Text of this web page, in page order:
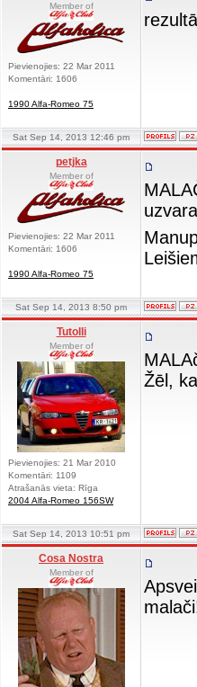
Member of
Pievienojies: 22 Mar 2011
Komentāri: 1606
1990 Alfa-Romeo 75
Sat Sep 14, 2013 12:46 pm
petjka
Member of
Pievienojies: 22 Mar 2011
Komentāri: 1606
1990 Alfa-Romeo 75
Sat Sep 14, 2013 8:50 pm
Tutolli
Member of
Pievienojies: 21 Mar 2010
Komentāri: 1109
Atrašanās vieta: Rīga
2004 Alfa-Romeo 156SW
Žēl,
Sat Sep 14, 2013 10:51 pm
Cosa Nostra
Member of